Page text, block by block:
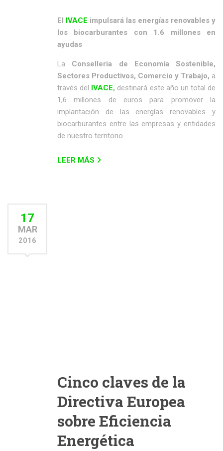
El IVACE impulsará las energías renovables y
los biocarburantes con 1.6 millones en
ayudas
La Conselleria de Economía Sostenible,
Sectores Productivos, Comercio y Trabajo, a
través del IVACE, destinará este año un total de
1,6 millones de euros para promover la
implantación de las energías renovables y
biocarburantes entre las empresas y entidades
de nuestro territorio.
LEER MÁS
17
MAR
2016
Cinco claves de la
Directiva Europea
sobre Eficiencia
Energética